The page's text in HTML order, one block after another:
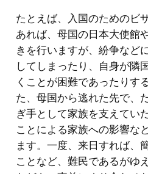
たとえば、入国のためのビ
あれば、母国の日本大使館
きを行いますが、紛争など
してしまったり、自身が隣
くことが困難であったりす
た、母国から逃れた先で、
ぎ手として家族を支えてい
ことによる家族への影響な
ます。一度、来日すれば、
ことなど、難民であるがゆ